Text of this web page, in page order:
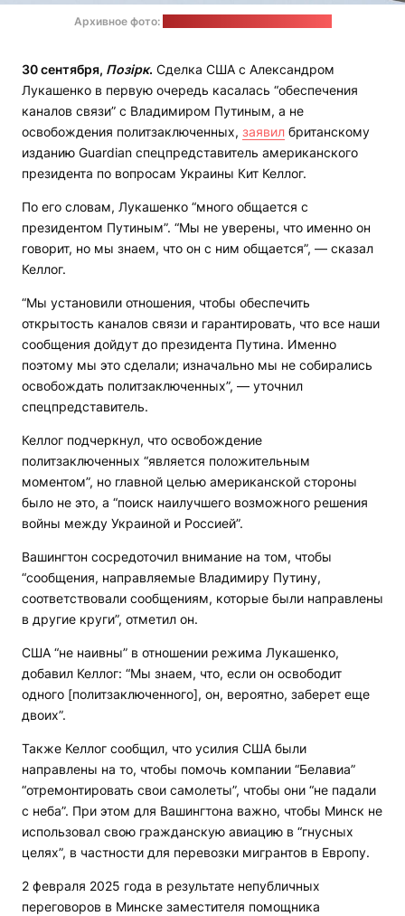
Архивное фото:
30 сентября, Позірк. Сделка США с Александром
Лукашенко в первую очередь касалась “обеспечения
каналов связи” с Владимиром Путиным, а не
освобождения политзаключенных, заявил британскому
изданию Guardian спецпредставитель американского
президента по вопросам Украины Кит Келлог.
По его словам, Лукашенко “много общается с
президентом Путиным”. “Мы не уверены, что именно он
говорит, но мы знаем, что он с ним общается”, — сказал
Келлог.
“Мы установили отношения, чтобы обеспечить
открытость каналов связи и гарантировать, что все наши
сообщения дойдут до президента Путина. Именно
поэтому мы это сделали; изначально мы не собирались
освобождать политзаключенных”, — уточнил
спецпредставитель.
Келлог подчеркнул, что освобождение
политзаключенных “является положительным
моментом”, но главной целью американской стороны
было не это, а “поиск наилучшего возможного решения
войны между Украиной и Россией”.
Вашингтон сосредоточил внимание на том, чтобы
“сообщения, направляемые Владимиру Путину,
соответствовали сообщениям, которые были направлены
в другие круги”, отметил он.
США “не наивны” в отношении режима Лукашенко,
добавил Келлог: “Мы знаем, что, если он освободит
одного [политзаключенного], он, вероятно, заберет еще
двоих”.
Также Келлог сообщил, что усилия США были
направлены на то, чтобы помочь компании “Белавиа”
“отремонтировать свои самолеты”, чтобы они “не падали
с неба”. При этом для Вашингтона важно, чтобы Минск не
использовал свою гражданскую авиацию в “гнусных
целях”, в частности для перевозки мигрантов в Европу.
2 февраля 2025 года в результате непубличных
переговоров в Минске заместителя помощника